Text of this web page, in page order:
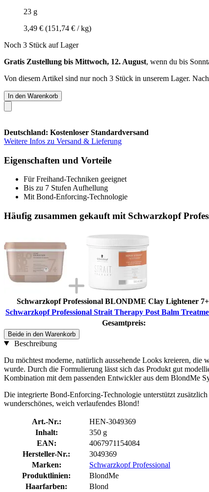
23 g
3,49 € (151,74 € / kg)
Noch 3 Stück auf Lager
Gratis Zustellung bis Mittwoch, 12. August, wenn du bis
Von diesem Artikel sind nur noch 3 Stück in unserem Lager.
In den Warenkorb
Deutschland: Kostenloser Standardversand
Weitere Infos zu Versand & Lieferung
Eigenschaften und Vorteile
Für Freihand-Techniken geeignet
Bis zu 7 Stufen Aufhellung
Mit Bond-Enforcing-Technologie
Häufig zusammen gekauft mit Schwarzkopf
Schwarzkopf Professional BLONDME Clay Lightener
Schwarzkopf Professional Strait Therapy Post Balm
Gesamtpreis:
Beide in den Warenkorb
Beschreibung
Du möchtest moderne, natürlich aussehende Looks kreieren, die
wurde. Durch die Formulierung lässt sich das Produkt gut
Kombination mit dem passenden Entwickler aus dem BlondMe
Die integrierte Bond-Enforcing-Technologie unterstützt
wunderschönes, weich verlaufendes Blond!
Art.-Nr.:
HEN-3049369
Inhalt:
350 g
EAN:
4067971154084
Hersteller-Nr.:
3049369
Marken:
Schwarzkopf Professional
Produktlinien:
BlondMe
Haarfarben:
Blond